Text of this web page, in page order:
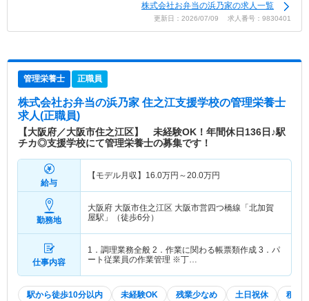
株式会社お弁当の浜乃家の求人一覧
更新日：2026/07/09 求人番号：9830401
管理栄養士 正職員
株式会社お弁当の浜乃家 住之江支援学校の管理栄養士
求人(正職員)
【大阪府／大阪市住之江区】 未経験OK！年間休日136日♪駅
チカ◎支援学校にて管理栄養士の募集です！
給与
【モデル月収】 16.0万円～20.0万円
勤務地
大阪府 大阪市住之江区 大阪市営四つ橋線「北加賀
屋駅」（徒歩6分）
仕事内容
1．調理業務全般 2．作業に関わる帳票類作成 3．パ
ート従業員の作業管理 ※丁…
駅から徒歩10分以内 未経験OK 残業少なめ 土日祝休 積極